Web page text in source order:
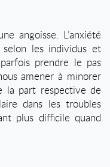
angoisse. L’anxiété
les individus et
prendre le pas
amener à minorer
la part respective de
dans les troubles
plus difficile quand